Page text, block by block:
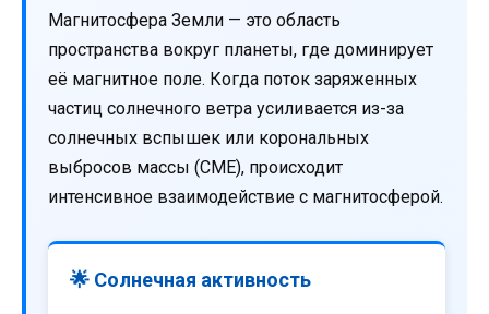
Магнитосфера Земли — это область
пространства вокруг планеты, где доминирует
её магнитное поле. Когда поток заряженных
частиц солнечного ветра усиливается из-за
солнечных вспышек или корональных
выбросов массы (CME), происходит
интенсивное взаимодействие с магнитосферой.
🌟 Солнечная активность